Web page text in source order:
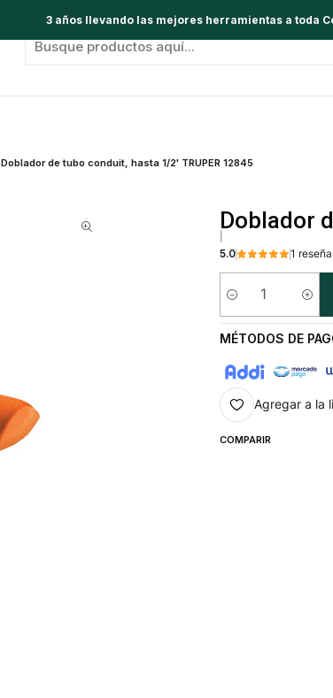
3 años llevando las mejores herramientas a toda
Doblador de tubo conduit, hasta 1/2' TRUPER 12845
Doblador
5.0
1 reseña
Cantidad
MÉTODOS DE
Agregar a la
COMPARIR